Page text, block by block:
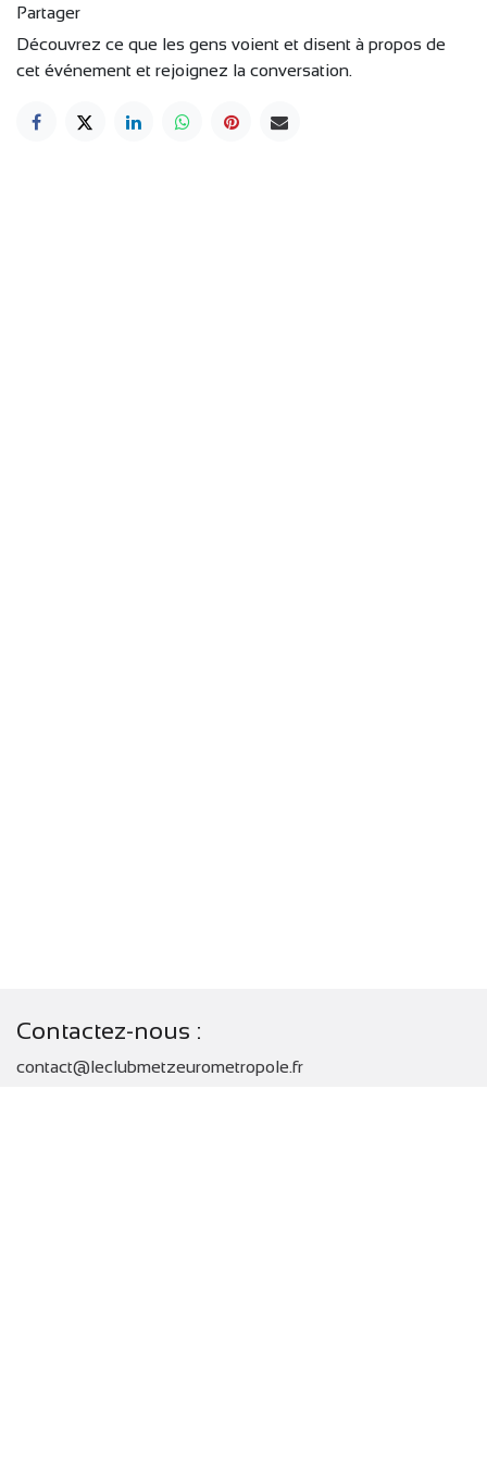
Partager
Découvrez ce que les gens voient et disent à propos de
cet événement et rejoignez la conversation.
Contactez-nous :
contact@leclubmetzeurometropole.fr